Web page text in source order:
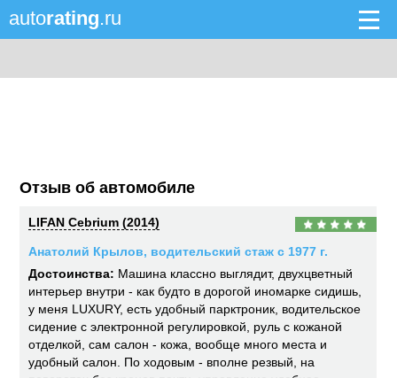
autorating.ru
Отзыв об автомобиле
LIFAN Cebrium (2014)
Анатолий Крылов, водительский стаж с 1977 г.
Достоинства: Машина классно выглядит, двухцветный
интерьер внутри - как будто в дорогой иномарке сидишь,
у меня LUXURY, есть удобный парктроник, водительское
сидение с электронной регулировкой, руль с кожаной
отделкой, сам салон - кожа, вообще много места и
удобный салон. По ходовым - вполне резвый, на